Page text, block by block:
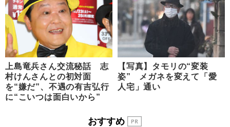
上島竜兵さん交流秘話 志
村けんさんとの初対面
を“嫌だ”、不遇の有吉弘行
に“こいつは面白いから”
【写真】タモリの“変装
姿” メガネを変えて「愛
人宅」通い
おすすめ